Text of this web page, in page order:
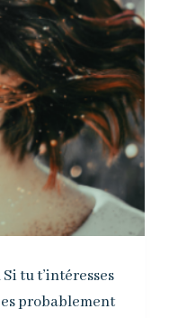
tu t’intéresses
probablement